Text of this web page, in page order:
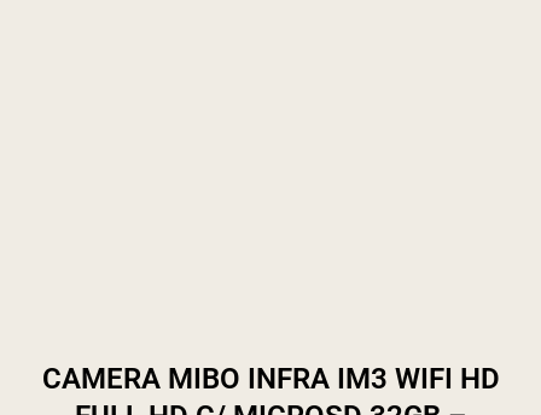
CAMERA MIBO INFRA IM3 WIFI HD